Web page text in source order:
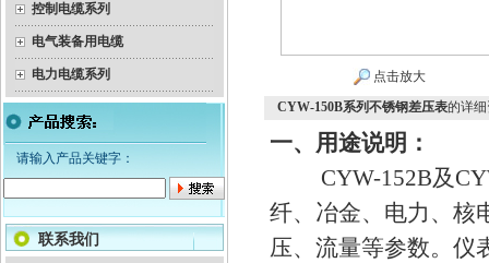
控制电缆系列
电气装备用电缆
电力电缆系列
请输入产品关键字：
联系我们
点击放大
CYW-150B系列不锈钢差压表的详
一、用途说明：
CYW-152B及
纤、冶金、电力、核
压、流量等参数。仪